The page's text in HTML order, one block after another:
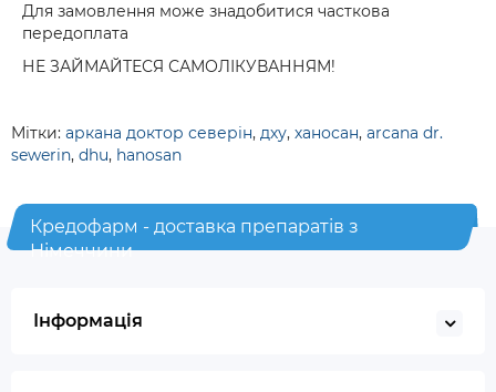
Для замовлення може знадобитися часткова
передоплата
НЕ ЗАЙМАЙТЕСЯ САМОЛІКУВАННЯМ!
Мітки: аркана доктор северін, дху, ханосан, arcana dr.
sewerin, dhu, hanosan
Кредофарм - доставка препаратів з
Німеччини
Інформація